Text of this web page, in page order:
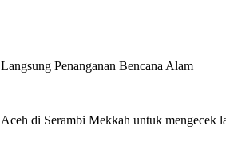
Penanganan Bencana Alam
di Serambi Mekkah untuk mengecek